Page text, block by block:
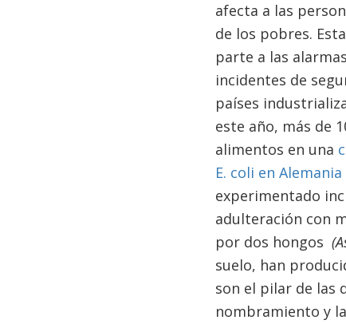
afecta a las
de los pobres.
parte a las
incidentes de
países
este año, más de
alimentos en una
E. coli en Alemania
experimentado
adulteración con
por dos hongos
suelo, han
son el pilar de las
nombramiento y